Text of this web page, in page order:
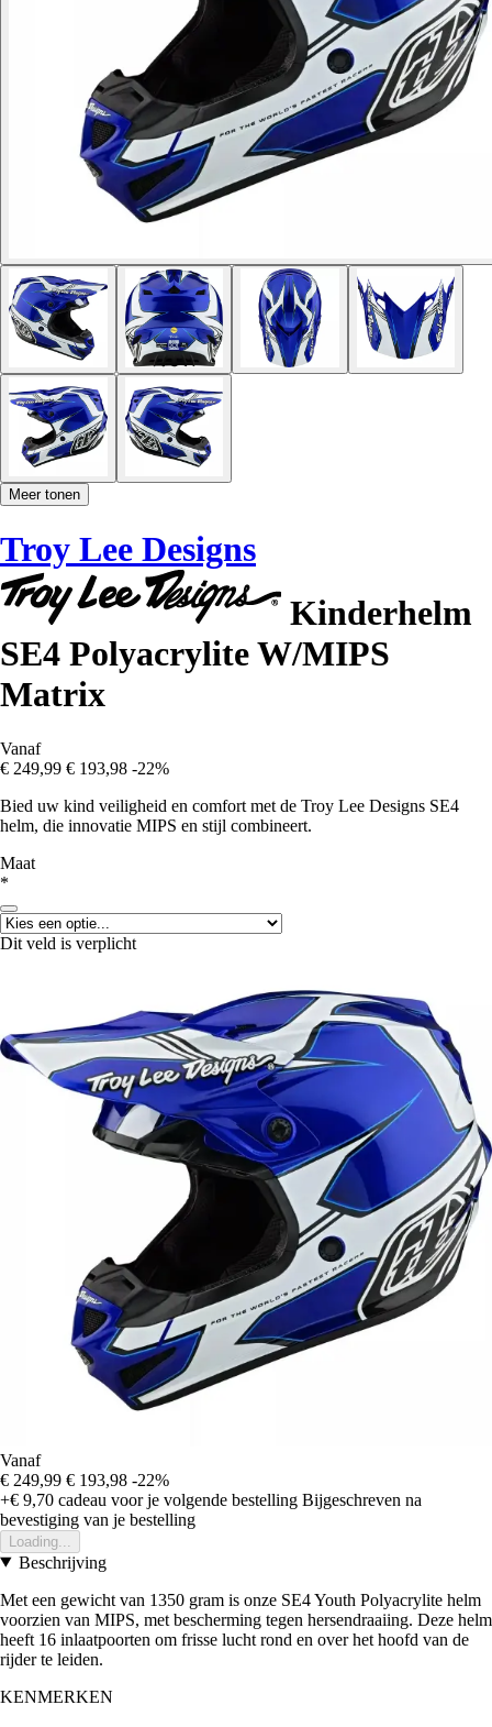
Meer tonen
Troy Lee Designs
Kinderhelm
SE4 Polyacrylite W/MIPS
Matrix
Vanaf
€ 249,99 € 193,98 -22%
Bied uw kind veiligheid en comfort met de Troy Lee Designs SE4
helm, die innovatie MIPS en stijl combineert.
Maat
*
Dit veld is verplicht
Vanaf
€ 249,99 € 193,98 -22%
+€ 9,70 cadeau voor je volgende bestelling Bijgeschreven na
bevestiging van je bestelling
Loading...
Beschrijving
Met een gewicht van 1350 gram is onze SE4 Youth Polyacrylite helm
voorzien van MIPS, met bescherming tegen hersendraaiing. Deze helm
heeft 16 inlaatpoorten om frisse lucht rond en over het hoofd van de
rijder te leiden.
KENMERKEN